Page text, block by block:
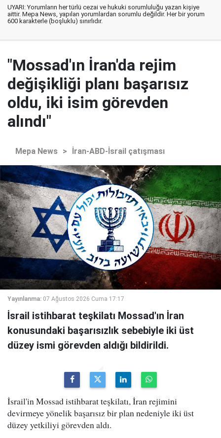
UYARI: Yorumların her türlü cezai ve hukuki sorumluluğu yazan kişiye
aittir. Mepa News, yapılan yorumlardan sorumlu değildir. Her bir yorum
600 karakterle (boşluklu) sınırlıdır.
"Mossad'ın İran'da rejim
değişikliği planı başarısız
oldu, iki isim görevden
alındı"
Mepa News > İran-ABD-İsrail çatışması
Yayınlanma: 07 Ağustos 2026 Cuma 17:17
İsrail istihbarat teşkilatı Mossad'ın İran
konusundaki başarısızlık sebebiyle iki üst
düzey ismi görevden aldığı bildirildi.
İsrail'in Mossad istihbarat teşkilatı, İran rejimini
devirmeye yönelik başarısız bir plan nedeniyle iki üst
düzey yetkiliyi görevden aldı.